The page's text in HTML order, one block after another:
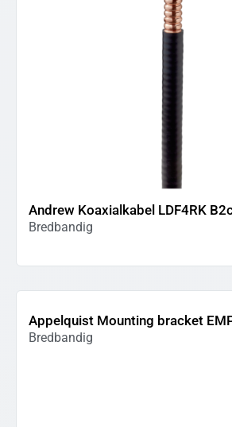
Andrew Koaxialkabel LDF4RK
Bredbandig
Appelquist Mounting bracket
Bredbandig